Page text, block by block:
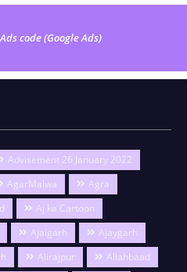
code (Google Ads)
Advisement 26 January 2022
AgarMalwa
Agra
Aj ka Cartoon
Ajaigarh
Ajaygarh
Alirajpur
Allahbaad